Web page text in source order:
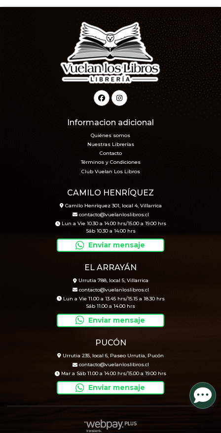
Informacion adicional
Quiénes somos
Nuestras Librerías
Contacto
Términos y Condiciones
Club Vuelan Los Libros
CAMILO HENRÍQUEZ
Camilo Henríquez 301, local 4, Villarrica
contacto@vuelanloslibros.cl
Lun a Vie 10.30 a 14.00 hrs/15.00 a 19.00 hrs
Sáb 10.30 a 14.00 hrs
Enviar mensaje
EL ARRAYÁN
Urrutia 788, local 5, Villarrica
contacto@vuelanloslibros.cl
Lun a Vie 11.00 a 13.45 hrs/15.15 a 18.30 hrs
Sáb 11.00 a 14.00 hrs
Enviar mensaje
PUCÓN
Urrutia 235, local 6, Paseo Urrutia, Pucón
contacto@vuelanloslibros.cl
Mar a Sáb 11.00 a 14.00 hrs/15.00 a 19.00 hrs
Enviar mensaje